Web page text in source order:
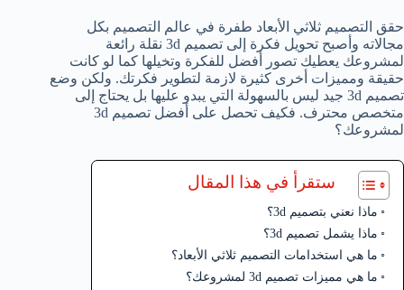
حقق التصميم ثلاثي الأبعاد طفرة في عالم التصميم بكل
مجالاته وأصبح تحويل فكرة إلى تصميم 3d نقلة رائعة
لمشروعك يعطيك تصور أفضل للفكرة وتخيلها كما لو كانت
حقيقة ومميزات أخرى كثيرة لازمة لتطوير فكرتك. ولكن وضع
تصميم 3d جيد ليس بالسهولة التي يبدو عليها بل يحتاج إلى
متخصص محترف. فكيف تحصل على أفضل تصميم 3d
لمشروعك؟
ستقرأ في هذا المقال
ماذا نعني بتصميم 3d؟
ماذا يشمل تصميم 3d؟
ما هي استخدامات التصميم ثلاثي الأبعاد؟
ما هي مميزات تصميم 3d لمشروعك؟